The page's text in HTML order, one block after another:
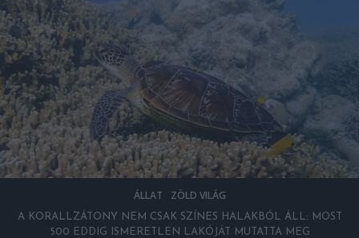
ÁLL: MOST
MEG
KIRÁNDULÁS A PANNONHALMI